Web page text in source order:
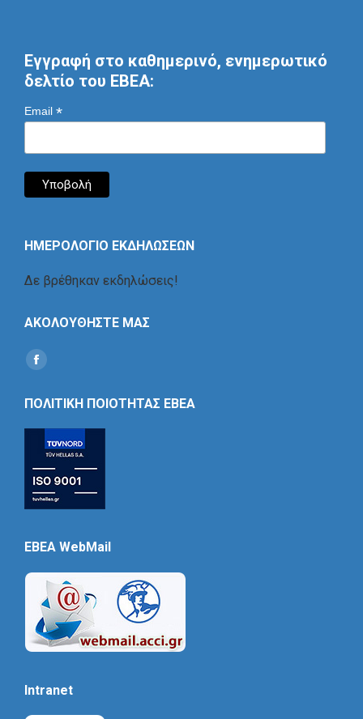
Εγγραφή στο καθημερινό, ενημερωτικό
δελτίο του ΕΒΕΑ:
Email *
ΗΜΕΡΟΛΟΓΙΟ ΕΚΔΗΛΩΣΕΩΝ
Δε βρέθηκαν εκδηλώσεις!
ΑΚΟΛΟΥΘΗΣΤΕ ΜΑΣ
Find us on:
Social
ΠΟΛΙΤΙΚΗ ΠΟΙΟΤΗΤΑΣ ΕΒΕΑ
EBEA WebMail
Intranet